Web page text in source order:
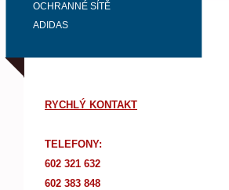
OCHRANNÉ SÍTĚ
ADIDAS
RYCHLÝ KONTAKT
TELEFONY:
602 321 632
602 383 848